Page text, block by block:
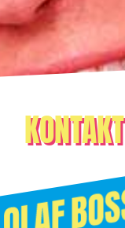
KONTAKT